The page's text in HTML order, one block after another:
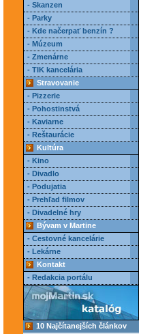
- Skanzen
- Parky
- Kde načerpať benzín ?
- Múzeum
- Zmenárne
- TIK kancelária
Stravovanie
- Pizzerie
- Pohostinstvá
- Kaviarne
- Reštaurácie
Kultúra
- Kino
- Divadlo
- Podujatia
- Prehľad filmov
- Divadelné hry
Bývam v Martine
- Cestovné kancelárie
- Lekárne
Kontakt
- Redakcia portálu
10 Najčítanejších článkov